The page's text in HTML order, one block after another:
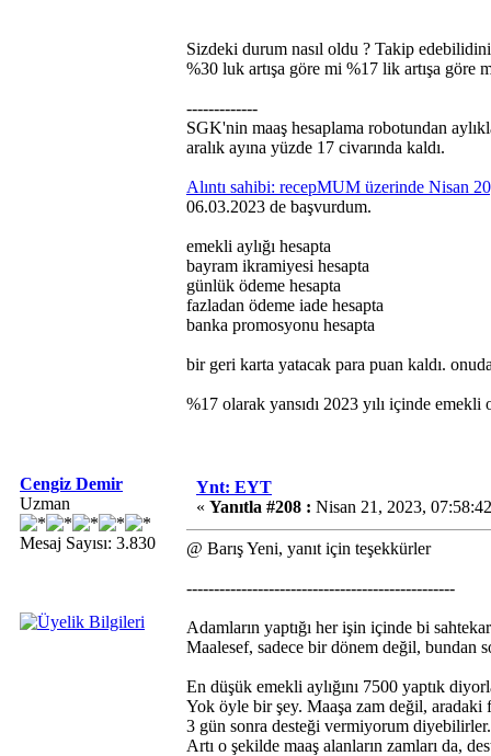
Sizdeki durum nasıl oldu ? Takip
%30 luk artışa göre mi %17 lik artışa göre
-------------
SGK'nin maaş hesaplama robotundan
aralık ayına yüzde 17 civarında kaldı.
Alıntı sahibi: recepMUM üzerinde Nisan
06.03.2023 de başvurdum.
emekli aylığı hesapta
bayram ikramiyesi hesapta
günlük ödeme hesapta
fazladan ödeme iade hesapta
banka promosyonu hesapta
bir geri karta yatacak para puan kaldı.
%17 olarak yansıdı 2023 yılı içinde
Cengiz Demir
Uzman
Mesaj Sayısı: 3.830
Ynt: EYT
« Yanıtla #208 : Nisan 21, 2023,
@ Barış Yeni, yanıt için teşekkürler
-------------------------------------------------
Adamların yaptığı her işin içinde bi
Maalesef, sadece bir dönem değil, bundan
En düşük emekli aylığını 7500 yaptık
Yok öyle bir şey. Maaşa zam değil, aradaki
3 gün sonra desteği vermiyorum diyebilirler.
Artı o şekilde maaş alanların zamları da,